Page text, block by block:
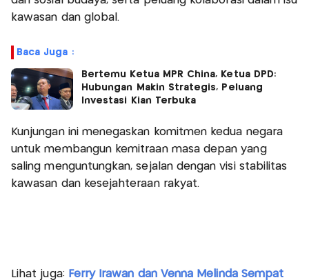
kawasan dan global.
Baca Juga :
Bertemu Ketua MPR China, Ketua DPD:
Hubungan Makin Strategis, Peluang
Investasi Kian Terbuka
Kunjungan ini menegaskan komitmen kedua negara
untuk membangun kemitraan masa depan yang
saling menguntungkan, sejalan dengan visi stabilitas
kawasan dan kesejahteraan rakyat.
Lihat juga: Ferry Irawan dan Venna Melinda Sempat